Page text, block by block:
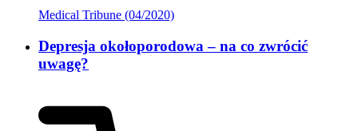
Medical Tribune (04/2020)
Depresja okołoporodowa – na co zwrócić
uwagę?